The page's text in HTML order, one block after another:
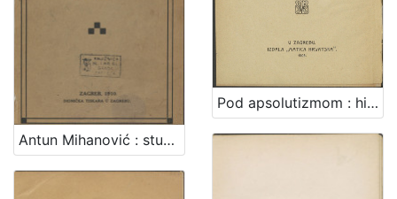
Antun Mihanović : studija / Branko Drechsler
Pod apsolutizmom : historija šestoga decenija hrvatske književnosti / napisao Nikola Andrić